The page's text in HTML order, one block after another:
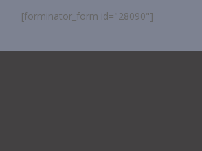
[forminator_form id="28090"]